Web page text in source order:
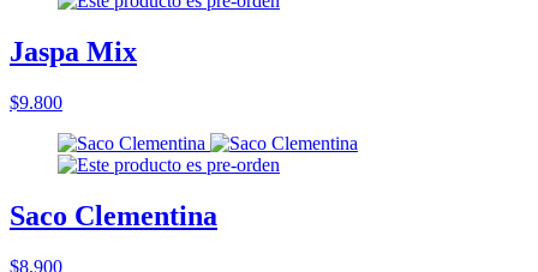
Jaspa Mix
$9.800
Saco Clementina
$8.900